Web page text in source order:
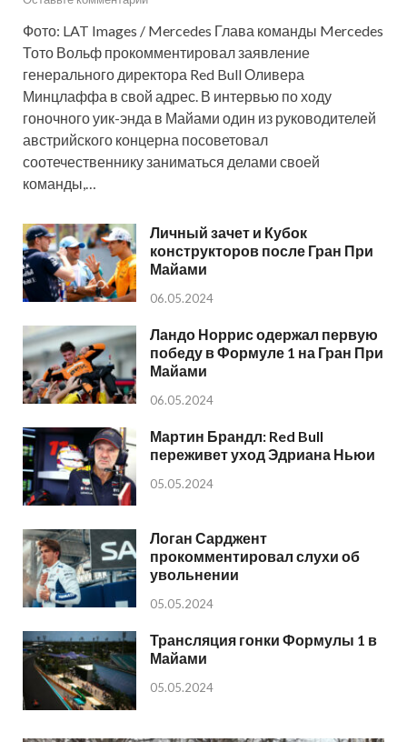
Фото: LAT Images / Mercedes Глава команды Mercedes
Тото Вольф прокомментировал заявление
генерального директора Red Bull Оливера
Минцлаффа в свой адрес. В интервью по ходу
гоночного уик-энда в Майами один из руководителей
австрийского концерна посоветовал
соотечественнику заниматься делами своей
команды,…
Личный зачет и Кубок
конструкторов после Гран При
Майами
06.05.2024
Ландо Норрис одержал первую
победу в Формуле 1 на Гран При
Майами
06.05.2024
Мартин Брандл: Red Bull
переживет уход Эдриана Ньюи
05.05.2024
Логан Сарджент
прокомментировал слухи об
увольнении
05.05.2024
Трансляция гонки Формулы 1 в
Майами
05.05.2024